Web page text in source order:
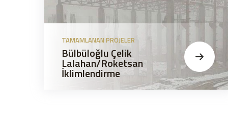
TAMAMLANAN PROJELER
Bülbüloğlu Çelik
Lalahan/Roketsan
İklimlendirme